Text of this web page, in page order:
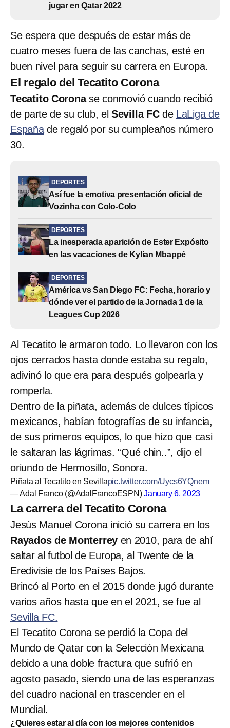
jugar en Qatar 2022
Se espera que después de estar más de
cuatro meses fuera de las canchas, esté en
buen nivel para seguir su carrera en Europa.
El regalo del Tecatito Corona
Tecatito Coronase conmovió cuando recibió
de parte de su club, el Sevilla FC de LaLiga de
Españade regaló por su cumpleaños número
30.
DEPORTES
Así fue la emotiva presentación oficial de
Vozinha con Colo-Colo
DEPORTES
La inesperada aparición de Ester Expósito
en las vacaciones de Kylian Mbappé
DEPORTES
América vs San Diego FC: Fecha, horario y
dónde ver el partido de la Jornada 1 de la
Leagues Cup 2026
Al Tecatito le armaron todo. Lo llevaron con los
ojos cerrados hasta donde estaba su regalo,
adivinó lo que era para después golpearla y
romperla.
Dentro de la piñata, además de dulces típicos
mexicanos, habían fotografías de su infancia,
de sus primeros equipos, lo que hizo que casi
le saltaran las lágrimas. “Qué chin..”, dijo el
oriundo de Hermosillo, Sonora.
Piñata al Tecatito en Sevillapic.twitter.com/Uycs6YQnem
— Adal Franco (@AdalFrancoESPN)January 6, 2023
La carrera del Tecatito Corona
Jesús Manuel Corona inició su carrera en los
Rayados de Monterrey en 2010, para de ahí
saltar al futbol de Europa, al Twente de la
Eredivisie de los Países Bajos.
Brincó al Porto en el 2015 donde jugó durante
varios años hasta que en el 2021, se fue al
Sevilla FC.
El Tecatito Corona se perdió la Copa del
Mundo de Qatar con la Selección Mexicana
debido a una doble fractura que sufrió en
agosto pasado, siendo una de las esperanzas
del cuadro nacional en trascender en el
Mundial.
¿Quieres estar al día con los mejores contenidos